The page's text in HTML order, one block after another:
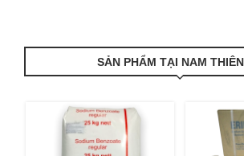
SẢN PHẨM TẠI NAM